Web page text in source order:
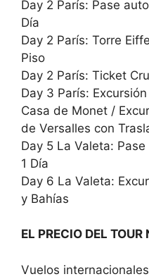
Day 2 París: Pase
Día
Day 2 París: Torre
Piso
Day 2 París: Ticket
Day 3 París:
Casa de Monet /
de Versalles con
Day 5 La Valeta:
1 Día
Day 6 La Valeta:
y Bahías
EL PRECIO DEL
Vuelos internacionales